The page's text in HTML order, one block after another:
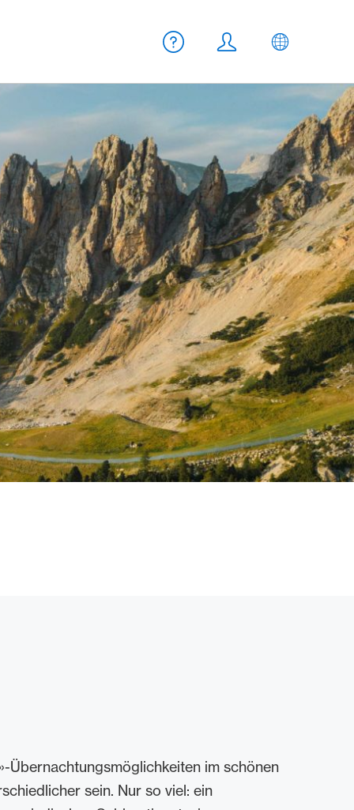
Meta Navigation
Hilfe
Login DE
Übernachtungsmöglichkeiten im schönen
sein. Nur so viel: ein